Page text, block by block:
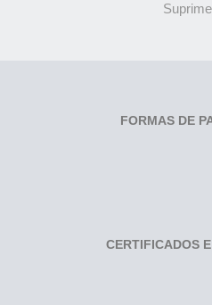
FORMAS DE
CERTIFICADOS